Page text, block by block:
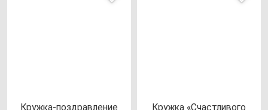
Круж­ка-поз­драв­ле­ние
Круж­ка «Счас­тли­во­го